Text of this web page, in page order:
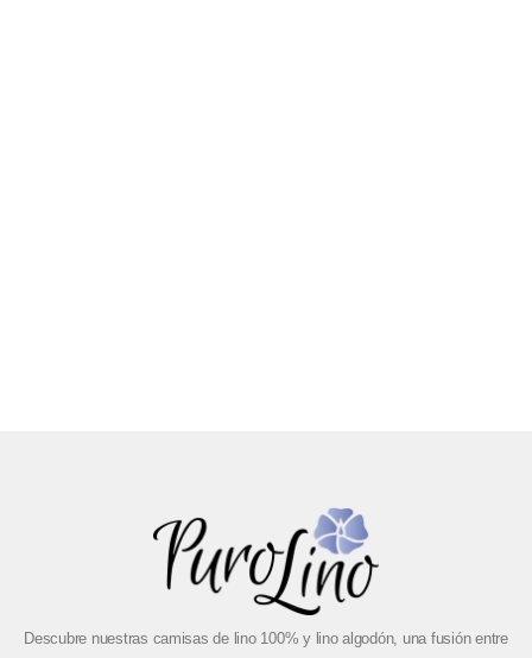
Descubre nuestras camisas de lino 100% y lino algodón, una fusión entre